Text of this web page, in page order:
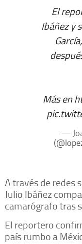
El
Ibáñez y
Más en
—
A través de redes
Julio Ibáñez
camarógrafo tras
El reportero
país rumbo a